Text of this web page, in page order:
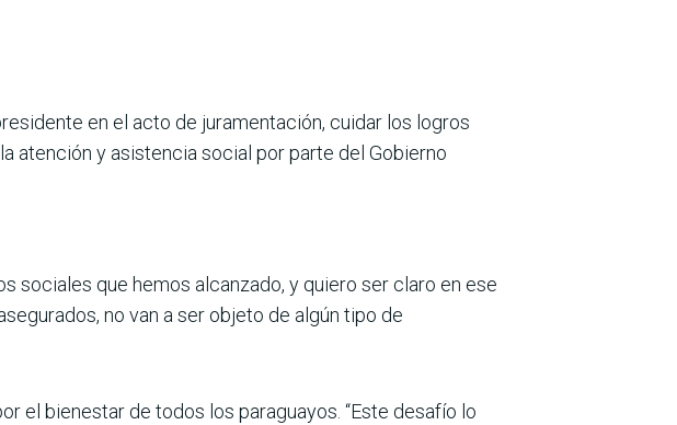
en el acto de juramen­tación, cuidar los logros
aten­ción y asistencia social por parte del Gobierno
socia­les que hemos alcanzado, y quiero ser claro en ese
no van a ser objeto de algún tipo de
el bienestar de todos los para­guayos. “Este desafío lo